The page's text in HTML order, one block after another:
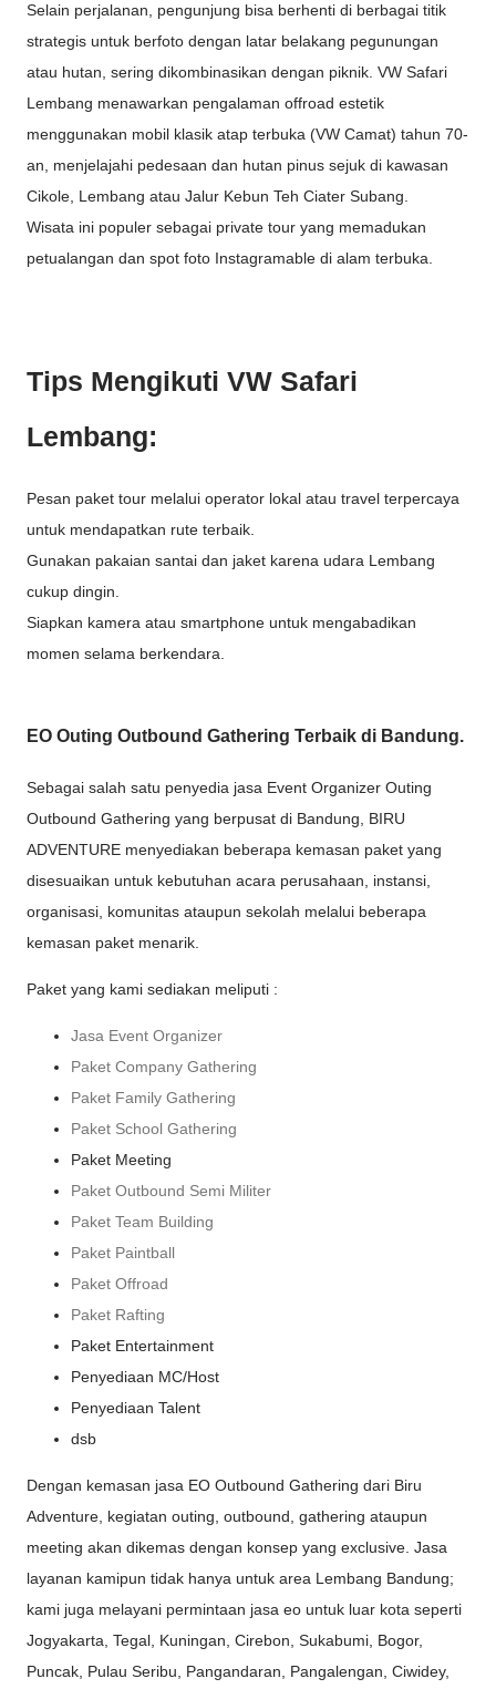
Selain perjalanan, pengunjung bisa berhenti di berbagai titik
strategis untuk berfoto dengan latar belakang pegunungan
atau hutan, sering dikombinasikan dengan piknik. VW Safari
Lembang menawarkan pengalaman offroad estetik
menggunakan mobil klasik atap terbuka (VW Camat) tahun 70-
an, menjelajahi pedesaan dan hutan pinus sejuk di kawasan
Cikole, Lembang atau Jalur Kebun Teh Ciater Subang.
Wisata ini populer sebagai private tour yang memadukan
petualangan dan spot foto Instagramable di alam terbuka.
Tips Mengikuti VW Safari
Lembang:
Pesan paket tour melalui operator lokal atau travel terpercaya
untuk mendapatkan rute terbaik.
Gunakan pakaian santai dan jaket karena udara Lembang
cukup dingin.
Siapkan kamera atau smartphone untuk mengabadikan
momen selama berkendara.
EO Outing Outbound Gathering Terbaik di Bandung.
Sebagai salah satu penyedia jasa Event Organizer Outing
Outbound Gathering yang berpusat di Bandung, BIRU
ADVENTURE menyediakan beberapa kemasan paket yang
disesuaikan untuk kebutuhan acara perusahaan, instansi,
organisasi, komunitas ataupun sekolah melalui beberapa
kemasan paket menarik.
Paket yang kami sediakan meliputi :
Jasa Event Organizer
Paket Company Gathering
Paket Family Gathering
Paket School Gathering
Paket Meeting
Paket Outbound Semi Militer
Paket Team Building
Paket Paintball
Paket Offroad
Paket Rafting
Paket Entertainment
Penyediaan MC/Host
Penyediaan Talent
dsb
Dengan kemasan jasa EO Outbound Gathering dari Biru
Adventure, kegiatan outing, outbound, gathering ataupun
meeting akan dikemas dengan konsep yang exclusive. Jasa
layanan kamipun tidak hanya untuk area Lembang Bandung;
kami juga melayani permintaan jasa eo untuk luar kota seperti
Jogyakarta, Tegal, Kuningan, Cirebon, Sukabumi, Bogor,
Puncak, Pulau Seribu, Pangandaran, Pangalengan, Ciwidey,